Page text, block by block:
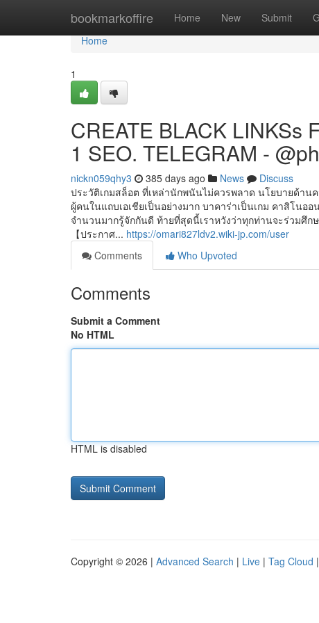
bookmarkoffire Home New Submit
Home
Home
1
CREATE BLACK LINKSs
1 SEO. TELEGRAM -
nickn059qhy3 385 days ago News
Discuss
ประวัติเกมสล็อต ที่เหล่านักพนันไม่ควรพลาด นโยบายด้าน
ผู้คนในแถบเอเชียเป็นอย่างมาก บาคาร่าเป็นเกม คาสิโนอ
จำนวนมากรู้จักกันดี ท้ายที่สุดนี้เราหวังว่าทุกท่านจะร่วมศึ
【ประกาศ... https://omari827ldv2.wiki-jp.com/user
Comments
Who Upvoted
Comments
Submit a Comment
No HTML
HTML is disabled
Copyright © 2026 | Advanced Search | Live | Tag Cloud |